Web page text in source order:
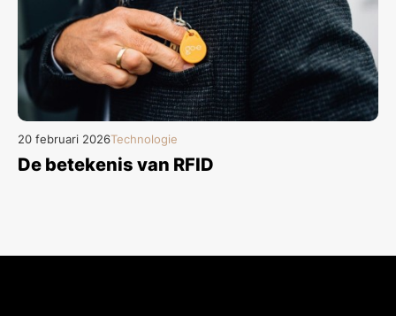
20 februari 2026Technologie
De betekenis van RFID